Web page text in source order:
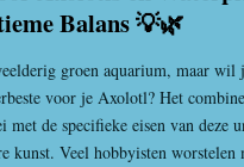
Balans 💡🌿
groen aquarium, maar wil
voor je Axolotl? Het
met de specifieke eisen van deze
kunst. Veel hobbyisten worstelen